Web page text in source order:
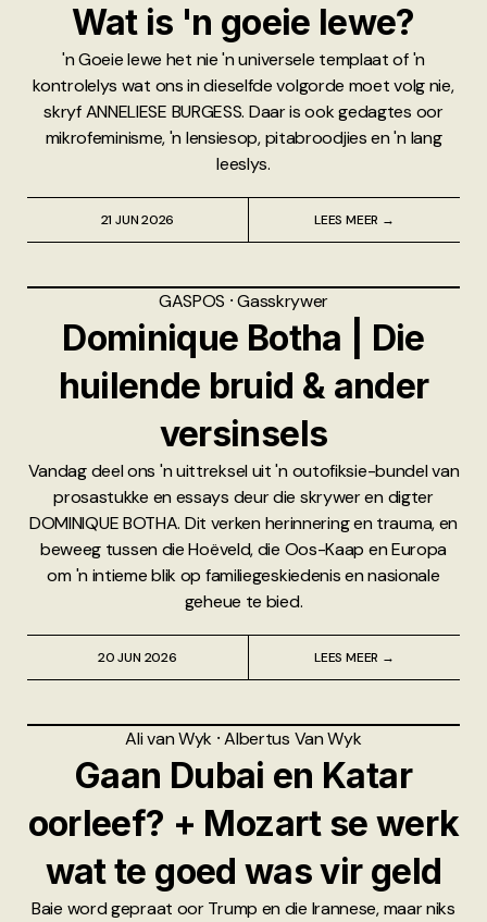
Wat is 'n goeie lewe?
'n Goeie lewe het nie 'n universele templaat of 'n
kontrolelys wat ons in dieselfde volgorde moet volg nie,
skryf ANNELIESE BURGESS. Daar is ook gedagtes oor
mikrofeminisme, 'n lensiesop, pitabroodjies en 'n lang
leeslys.
21 JUN 2026 LEES MEER →
GASPOS ⸱Gasskrywer
Dominique Botha | Die
huilende bruid & ander
versinsels
Vandag deel ons 'n uittreksel uit 'n outofiksie-bundel van
prosastukke en essays deur die skrywer en digter
DOMINIQUE BOTHA. Dit verken herinnering en trauma, en
beweeg tussen die Hoëveld, die Oos-Kaap en Europa
om 'n intieme blik op familiegeskiedenis en nasionale
geheue te bied.
20 JUN 2026 LEES MEER →
Ali van Wyk ⸱Albertus Van Wyk
Gaan Dubai en Katar
oorleef? + Mozart se werk
wat te goed was vir geld
Baie word gepraat oor Trump en die Irannese, maar niks